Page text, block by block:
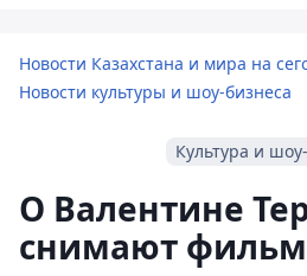
Новости Казахстана и мира на
Новости культуры и шоу-бизнеса
Культура и
О Валентине
снимают фильм